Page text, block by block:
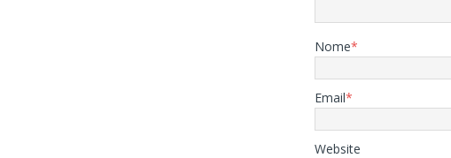
Nome*
Email*
Website